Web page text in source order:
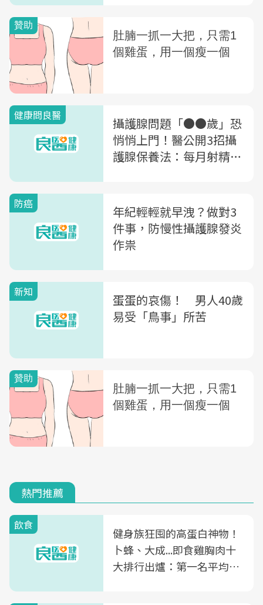
健康問良醫
攝護腺問題「●●歲」恐
悄悄上門！醫公開3招攝
護腺保養法：每月射精
防癌
年紀輕輕就早洩？做對3
件事，防慢性攝護腺發炎
作祟
新知
蛋蛋的哀傷！ 男人40歲
易受「鳥事」所苦
熱門推薦
飲食
健身族狂囤的高蛋白神物！
卜蜂、大成...即食雞胸肉十
大排行出爐：第一名平均一